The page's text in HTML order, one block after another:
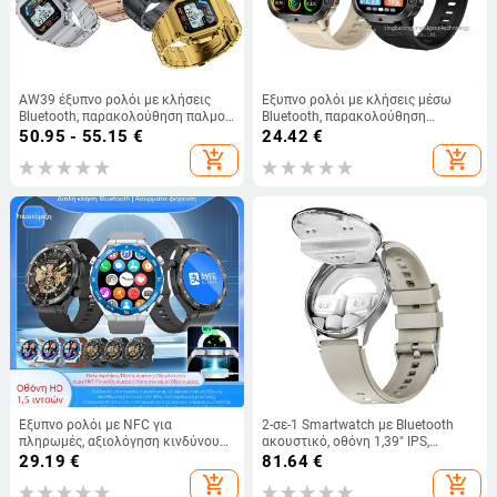
AW39 έξυπνο ρολόι με κλήσεις
Bluetooth, παρακολούθηση παλμού
και αρτηριακής πίεσης, μοντέρνος
50.95 - 55.15 €
add_shopping_cart
Έξυπνο ρολόι με κλήσεις μέσω
Bluetooth, παρακολούθηση
καρδιακού ρυθμού, μέτρηση
αρτηριακής πίεσης, μέτρηση
οξυγόνου στο αίμα και
24.42 €
add_shopping_cart
Έξυπνο ρολόι με NFC για
πληρωμές, αξιολόγηση κινδύνου
γλυκόζης και αρτηριακής πίεσης,
AMOLED οθόνη, παρακολούθηση
καρδιακού ρυθμού και ύπνου,
29.19 €
add_shopping_cart
2-σε-1 Smartwatch με Bluetooth
ακουστικό, οθόνη 1,39" IPS,
αλουμινένιο περίβλημα, IP67
αδιάβροχο, βηματομετρητής,
παρακολούθηση καρδιακού
81.64€
add_shopping_cart